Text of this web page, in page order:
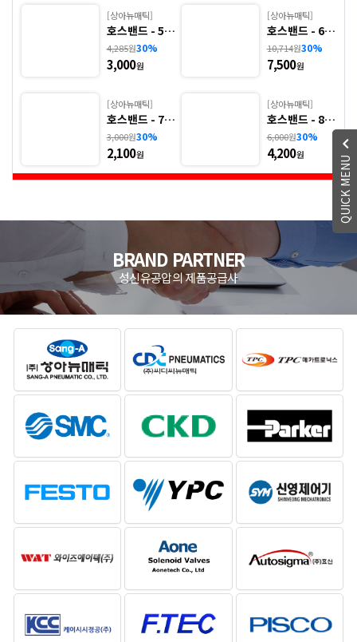
[상아뉴매틱]
호스밴드 - 5.
HDT
4,285원30%
3,000원
[상아뉴매틱]
호스밴드 - 6.
HDS(ALL SU
S)
10,714원30%
7,500원
[상아뉴매틱]
호스밴드 - 7.
HST
3,000원30%
2,100원
[상아뉴매틱]
호스밴드 - 8.
HSS(ALL SU
S)
6,000원30%
4,200원
BRAND PARTNER
성신유공압의 제품공급사
QUICK MENU